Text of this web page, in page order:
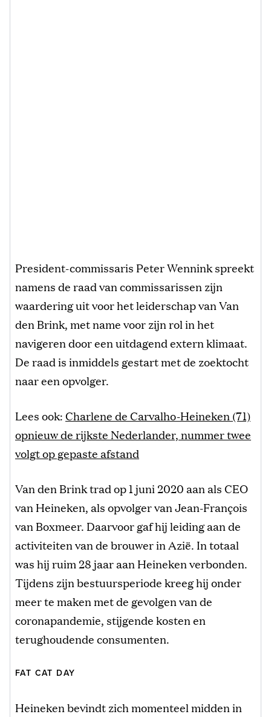
President-commissaris Peter Wennink spreekt
namens de raad van commissarissen zijn
waardering uit voor het leiderschap van Van
den Brink, met name voor zijn rol in het
navigeren door een uitdagend extern klimaat.
De raad is inmiddels gestart met de zoektocht
naar een opvolger.
Lees ook:Charlene de Carvalho-Heineken (71)
opnieuw de rijkste Nederlander, nummer twee
volgt op gepaste afstand
Van den Brink trad op 1 juni 2020 aan als CEO
van Heineken, als opvolger van Jean-François
van Boxmeer. Daarvoor gaf hij leiding aan de
activiteiten van de brouwer in Azië. In totaal
was hij ruim 28 jaar aan Heineken verbonden.
Tijdens zijn bestuursperiode kreeg hij onder
meer te maken met de gevolgen van de
coronapandemie, stijgende kosten en
terughoudende consumenten.
FAT CAT DAY
Heineken bevindt zich momenteel midden in